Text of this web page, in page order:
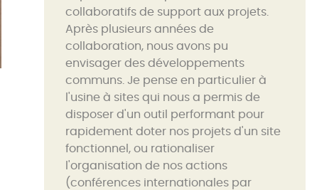
collaboratifs de support aux projets.
Après plusieurs années de
collaboration, nous avons pu
envisager des développements
communs. Je pense en particulier à
l'usine à sites qui nous a permis de
disposer d'un outil performant pour
rapidement doter nos projets d'un site
fonctionnel, ou rationaliser
l'organisation de nos actions
(conférences internationales par